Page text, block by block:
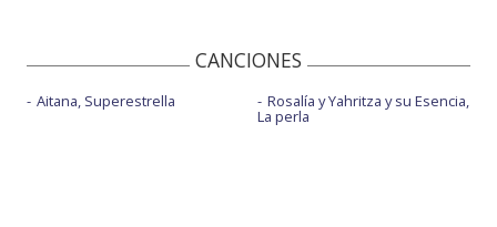
CANCIONES
Aitana, Superestrella Rosalía y Yahritza y su Esencia,
La perla